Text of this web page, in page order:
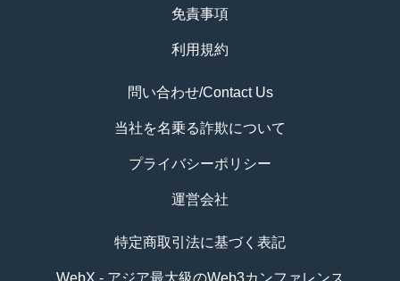
免責事項
利用規約
問い合わせ/Contact Us
当社を名乗る詐欺について
プライバシーポリシー
運営会社
特定商取引法に基づく表記